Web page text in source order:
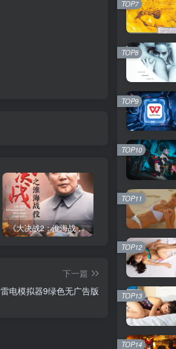
《大决战2：淮海战役》1991
下一篇
雷电模拟器9绿色无广告版
TOP7
TOP8
TOP9
TOP10
TOP11
TOP12
TOP13
TOP14